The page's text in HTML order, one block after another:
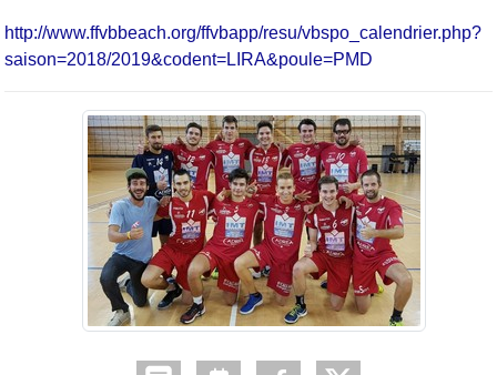
http://www.ffvbbeach.org/ffvbapp/resu/vbspo_calendrier.php?
saison=2018/2019&codent=LIRA&poule=PMD